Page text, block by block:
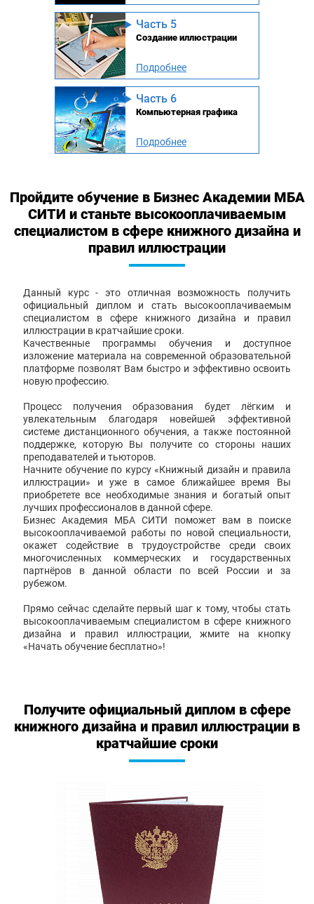
Часть 5
Создание иллюстрации
Подробнее
Часть 6
Компьютерная графика
Подробнее
Пройдите обучение в Бизнес Академии МБА
СИТИ и станьте высокооплачиваемым
специалистом в сфере книжного дизайна и
правил иллюстрации
Данный курс - это отличная возможность получить
официальный диплом и стать высокооплачиваемым
специалистом в сфере книжного дизайна и правил
иллюстрации в кратчайшие сроки.
Качественные программы обучения и доступное
изложение материала на современной образовательной
платформе позволят Вам быстро и эффективно освоить
новую профессию.
Процесс получения образования будет лёгким и
увлекательным благодаря новейшей эффективной
системе дистанционного обучения, а также постоянной
поддержке, которую Вы получите со стороны наших
преподавателей и тьюторов.
Начните обучение по курсу «Книжный дизайн и правила
иллюстрации» и уже в самое ближайшее время Вы
приобретете все необходимые знания и богатый опыт
лучших профессионалов в данной сфере.
Бизнес Академия МБА СИТИ поможет вам в поиске
высокооплачиваемой работы по новой специальности,
окажет содействие в трудоустройстве среди своих
многочисленных коммерческих и государственных
партнёров в данной области по всей России и за
рубежом.
Прямо сейчас сделайте первый шаг к тому, чтобы стать
высокооплачиваемым специалистом в сфере книжного
дизайна и правил иллюстрации, жмите на кнопку
«Начать обучение бесплатно»!
Получите официальный диплом в сфере
книжного дизайна и правил иллюстрации в
кратчайшие сроки